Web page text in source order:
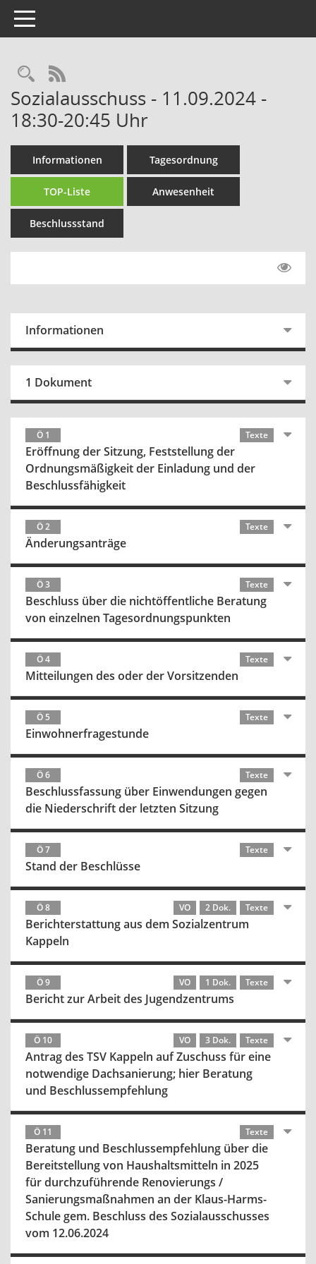
Toggle navigation
Rechercheauswahl
RSS-Feed
Sozialausschuss - 11.09.2024 -
18:30-20:45 Uhr
Informationen Tagesordnung
TOP-Liste Anwesenheit
Beschlussstand
Informationen
1 Dokument
Ö 1 Texte
Eröffnung der Sitzung, Feststellung der
Ordnungsmäßigkeit der Einladung und der
Beschlussfähigkeit
Ö 2 Texte
Änderungsanträge
Ö 3 Texte
Beschluss über die nichtöffentliche Beratung
von einzelnen Tagesordnungspunkten
Ö 4 Texte
Mitteilungen des oder der Vorsitzenden
Ö 5 Texte
Einwohnerfragestunde
Ö 6 Texte
Beschlussfassung über Einwendungen gegen
die Niederschrift der letzten Sitzung
Ö 7 Texte
Stand der Beschlüsse
Ö 8 VO 2 Dok. Texte
Berichterstattung aus dem Sozialzentrum
Kappeln
Ö 9 VO 1 Dok. Texte
Bericht zur Arbeit des Jugendzentrums
Ö 10 VO 3 Dok. Texte
Antrag des TSV Kappeln auf Zuschuss für eine
notwendige Dachsanierung; hier Beratung
und Beschlussempfehlung
Ö 11 Texte
Beratung und Beschlussempfehlung über die
Bereitstellung von Haushaltsmitteln in 2025
für durchzuführende Renovierungs /
Sanierungsmaßnahmen an der Klaus-Harms-
Schule gem. Beschluss des Sozialausschusses
vom 12.06.2024